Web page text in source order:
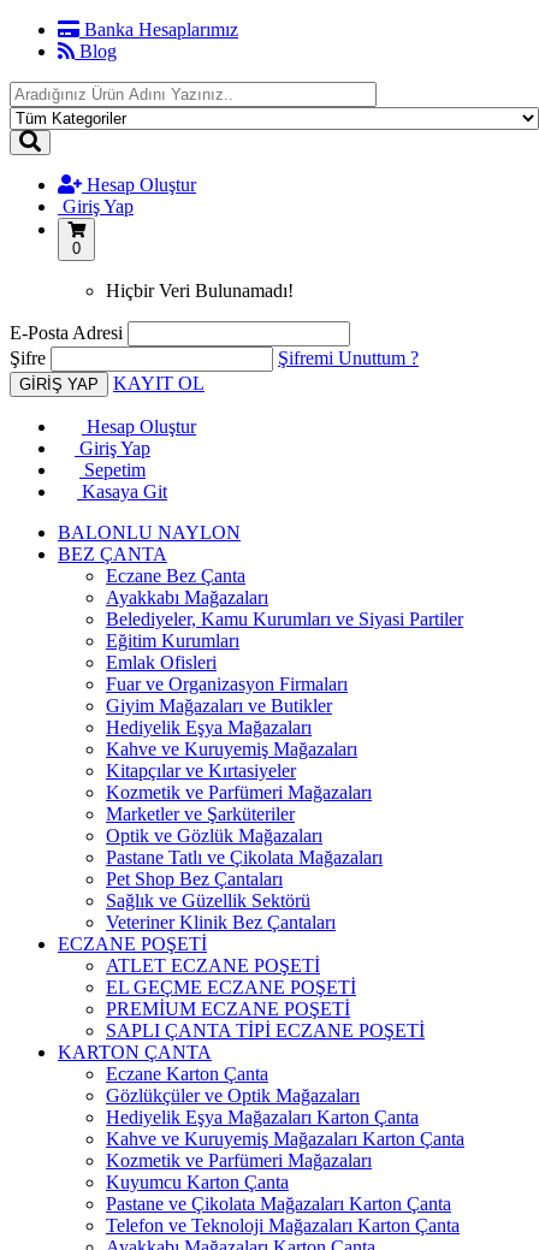
Banka Hesaplarımız
Blog
Hesap Oluştur
Giriş Yap
0
Hiçbir Veri Bulunamadı!
E-Posta Adresi
Şifre
Şifremi Unuttum ?
KAYIT OL
Hesap Oluştur
Giriş Yap
Sepetim
Kasaya Git
BALONLU NAYLON
BEZ ÇANTA
Eczane Bez Çanta
Ayakkabı Mağazaları
Belediyeler, Kamu Kurumları ve Siyasi Partiler
Eğitim Kurumları
Emlak Ofisleri
Fuar ve Organizasyon Firmaları
Giyim Mağazaları ve Butikler
Hediyelik Eşya Mağazaları
Kahve ve Kuruyemiş Mağazaları
Kitapçılar ve Kırtasiyeler
Kozmetik ve Parfümeri Mağazaları
Marketler ve Şarküteriler
Optik ve Gözlük Mağazaları
Pastane Tatlı ve Çikolata Mağazaları
Pet Shop Bez Çantaları
Sağlık ve Güzellik Sektörü
Veteriner Klinik Bez Çantaları
ECZANE POŞETİ
ATLET ECZANE POŞETİ
EL GEÇME ECZANE POŞETİ
PREMİUM ECZANE POŞETİ
SAPLI ÇANTA TİPİ ECZANE POŞETİ
KARTON ÇANTA
Eczane Karton Çanta
Gözlükçüler ve Optik Mağazaları
Hediyelik Eşya Mağazaları Karton Çanta
Kahve ve Kuruyemiş Mağazaları Karton Çanta
Kozmetik ve Parfümeri Mağazaları
Kuyumcu Karton Çanta
Pastane ve Çikolata Mağazaları Karton Çanta
Telefon ve Teknoloji Mağazaları Karton Çanta